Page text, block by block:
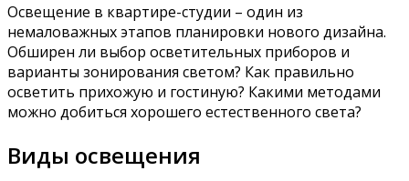
Освещение в квартире-студии – один из
немаловажных этапов планировки нового дизайна.
Обширен ли выбор осветительных приборов и
варианты зонирования светом? Как правильно
осветить прихожую и гостиную? Какими методами
можно добиться хорошего естественного света?
Виды освещения